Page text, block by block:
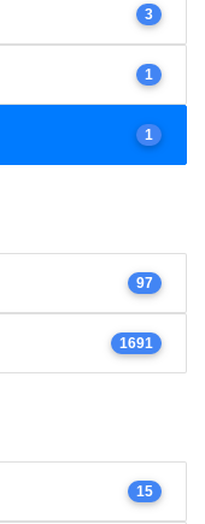
3
1
1
97
1691
15